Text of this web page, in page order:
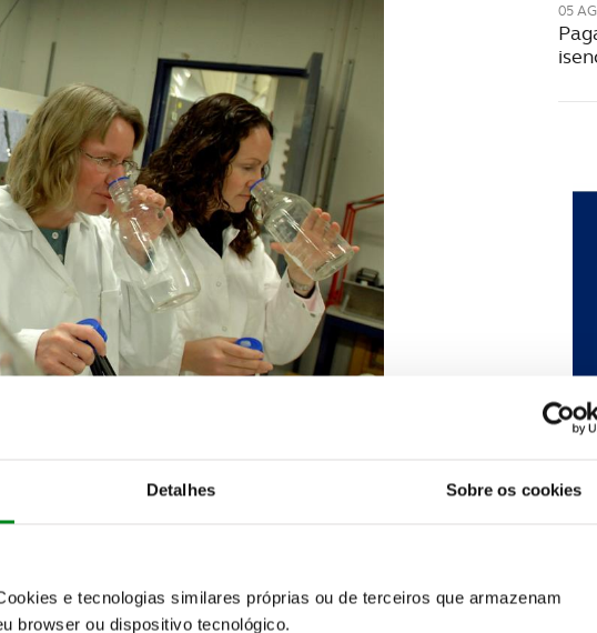
Detalhes Sobre os cookies
e tecnologias similares próprias ou de terceiros que armazenam
browser ou dispositivo tecnológico.
perfumar
decheiroacarro novoou a carro mais
05